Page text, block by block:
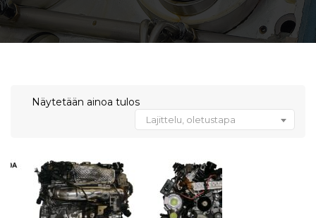
Näytetään ainoa tulos
Lajittelu, oletustapa